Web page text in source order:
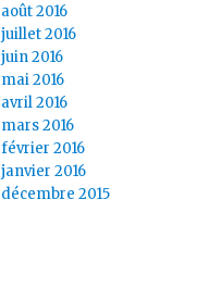
août 2016
juillet 2016
juin 2016
mai 2016
avril 2016
mars 2016
février 2016
janvier 2016
décembre 2015